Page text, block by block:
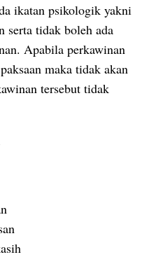
ikatan psikologik yakni
serta tidak boleh ada
Apabila perkawinan
maka tidak akan
tersebut tidak